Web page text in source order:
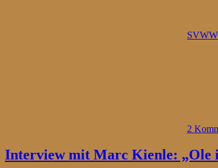
SVWW
2
Interview mit Marc Kienle: „Ole